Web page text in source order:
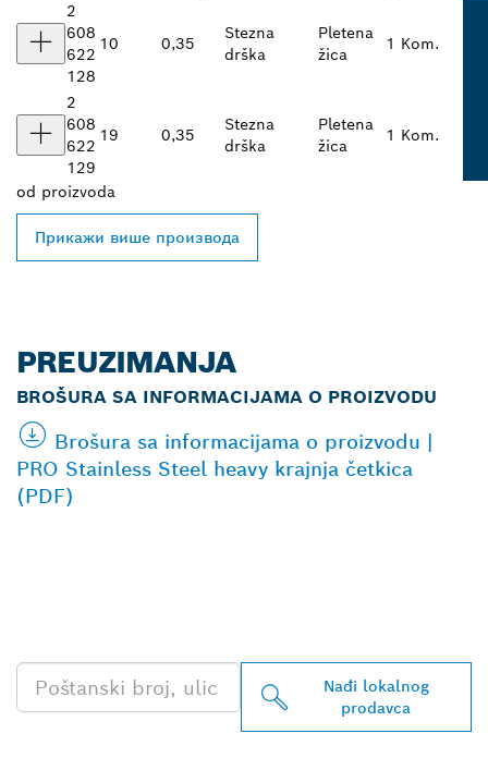
2
608
622
128
10 0,35
Stezna
drška
Pletena
žica
1 Kom.
2
608
622
129
19 0,35
Stezna
drška
Pletena
žica
1 Kom.
od proizvoda
Прикажи више производа
PREUZIMANJA
BROŠURA SA INFORMACIJAMA O PROIZVODU
Brošura sa informacijama o proizvodu |
PRO Stainless Steel heavy krajnja četkica
(PDF)
Nađi lokalnog
prodavca